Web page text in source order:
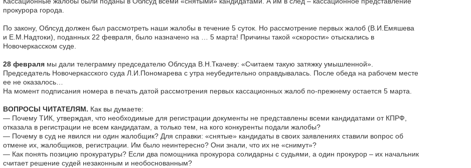
прокурора города.
По закону, Облсуд должен был рассмотреть наши жалобы в течение 5 суток. Но рассмотрение первых жалоб (В.И.Емяшева
и Е.М.Надтоки), поданных 22 февраля, было назначено на … 5 марта! Причины такой «скорости» отыскались в
Новочеркасском суде.
28 февралямы дали телеграмму председателю Облсуда В.Н.Ткачеву: «Считаем такую затяжку умышленной».
Председатель Новочеркасского суда Л.И.Пономарева с утра неубедительно оправдывалась. После обеда на рабочем месте
ее не оказалось…
На момент подписания номера в печать датой рассмотрения первых кассационных жалоб по-прежнему остается 5 марта.
ВОПРОСЫ ЧИТАТЕЛЯМ. Как вы думаете:
— Почему ТИК, утверждая, что необходимые для регистрации документы не представлены всеми кандидатами от КПРФ,
отказала в регистрации не всем кандидатам, а только тем, на кого конкуренты подали жалобы?
— Почему в суд не явился ни один жалобщик? Для справки: «снятые» кандидаты в своих заявлениях ставили вопрос об
отмене их, жалобщиков, регистрации. Им было неинтересно? Они знали, что их не «снимут»?
— Как понять позицию прокуратуры? Если два помощника прокурора солидарны с судьями, а один прокурор – их начальник
считает решение судей незаконным и необоснованным?